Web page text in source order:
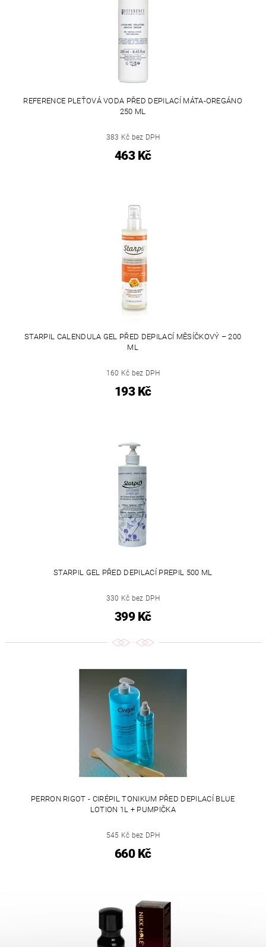
REFERENCE PLEŤOVÁ VODA PŘED DEPILACÍ MÁTA-OREGÁNO
250 ML
383 Kč bez DPH
463 Kč
STARPIL CALENDULA GEL PŘED DEPILACÍ MĚSÍČKOVÝ – 200
ML
160 Kč bez DPH
193 Kč
STARPIL GEL PŘED DEPILACÍ PREPIL 500 ML
330 Kč bez DPH
399 Kč
PERRON RIGOT - CIRÉPIL TONIKUM PŘED DEPILACÍ BLUE
LOTION 1L + PUMPIČKA
545 Kč bez DPH
660 Kč